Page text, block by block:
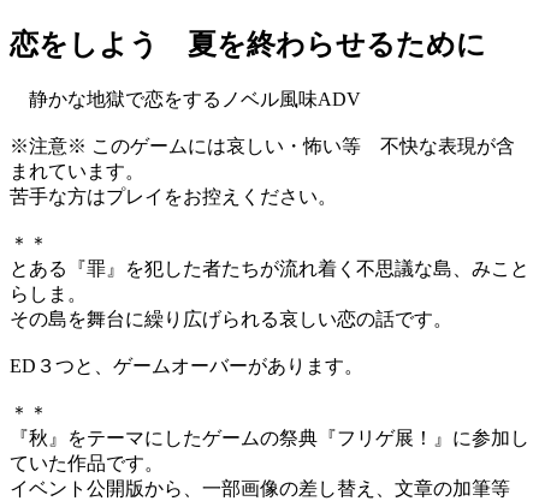
恋をしよう 夏を終わらせるために
静かな地獄で恋をするノベル風味ADV
※注意※ このゲームには哀しい・怖い等 不快な表現が含
まれています。
苦手な方はプレイをお控えください。
＊＊
とある『罪』を犯した者たちが流れ着く不思議な島、みこと
らしま。
その島を舞台に繰り広げられる哀しい恋の話です。
ED３つと、ゲームオーバーがあります。
＊＊
『秋』をテーマにしたゲームの祭典『フリゲ展！』に参加し
ていた作品です。
イベント公開版から、一部画像の差し替え、文章の加筆等